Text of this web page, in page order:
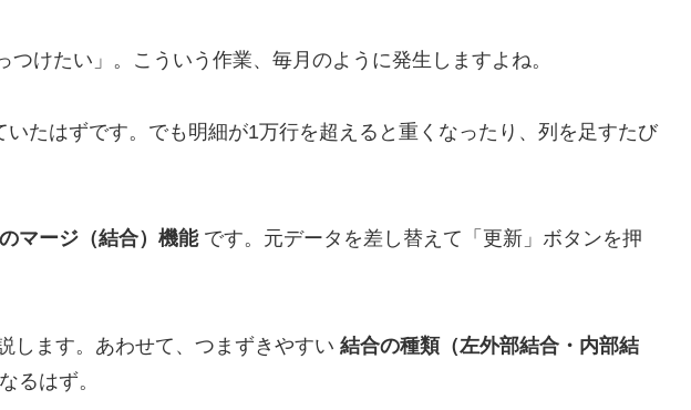
けたい」。こういう作業、毎月のように発生しますよね。
たはずです。でも明細が1万行を超えると重くなったり、列を足すたび
マージ（結合）機能です。元データを差し替えて「更新」ボタンを押
します。あわせて、つまずきやすい 結合の種類（左外部結合・内部結
るはず。